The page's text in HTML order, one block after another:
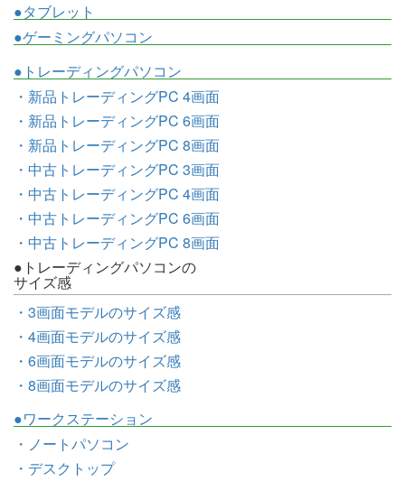
●タブレット
●ゲーミングパソコン
●トレーディングパソコン
・新品トレーディングPC 4画面
・新品トレーディングPC 6画面
・新品トレーディングPC 8画面
・中古トレーディングPC 3画面
・中古トレーディングPC 4画面
・中古トレーディングPC 6画面
・中古トレーディングPC 8画面
●トレーディングパソコンの
サイズ感
・3画面モデルのサイズ感
・4画面モデルのサイズ感
・6画面モデルのサイズ感
・8画面モデルのサイズ感
●ワークステーション
・ノートパソコン
・デスクトップ